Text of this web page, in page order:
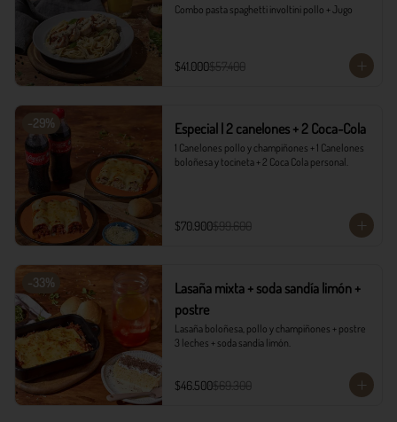
Combo pasta spaghetti involtini pollo + Jugo
$41.000$57.400
-29% Especial | 2 canelones + 2 Coca-Cola
1 Canelones pollo y champiñones + 1 Canelones
boloñesa y tocineta + 2 Coca Cola personal.
$70.900$99.600
-33%
Lasaña mixta + soda sandía limón +
postre
Lasaña boloñesa, pollo y champiñones + postre
3 leches + soda sandía limón.
$46.500$69.300